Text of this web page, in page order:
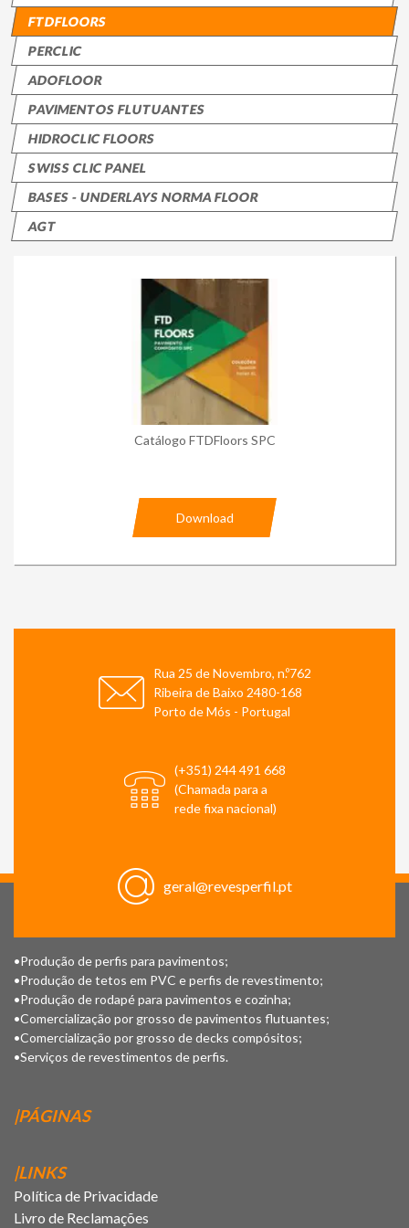
FTDFLOORS
PERCLIC
ADOFLOOR
PAVIMENTOS FLUTUANTES
HIDROCLIC FLOORS
SWISS CLIC PANEL
BASES - UNDERLAYS NORMA FLOOR
AGT
Catálogo FTDFloors SPC
Download
Rua 25 de Novembro, n.º762
Ribeira de Baixo 2480-168
Porto de Mós - Portugal
(+351) 244 491 668
(Chamada para a
rede fixa nacional)
geral@revesperfil.pt
•Produção de perfis para pavimentos;
•Produção de tetos em PVC e perfis de revestimento;
•Produção de rodapé para pavimentos e cozinha;
•Comercialização por grosso de pavimentos flutuantes;
•Comercialização por grosso de decks compósitos;
•Serviços de revestimentos de perfis.
|PÁGINAS
|LINKS
Política de Privacidade
Livro de Reclamações